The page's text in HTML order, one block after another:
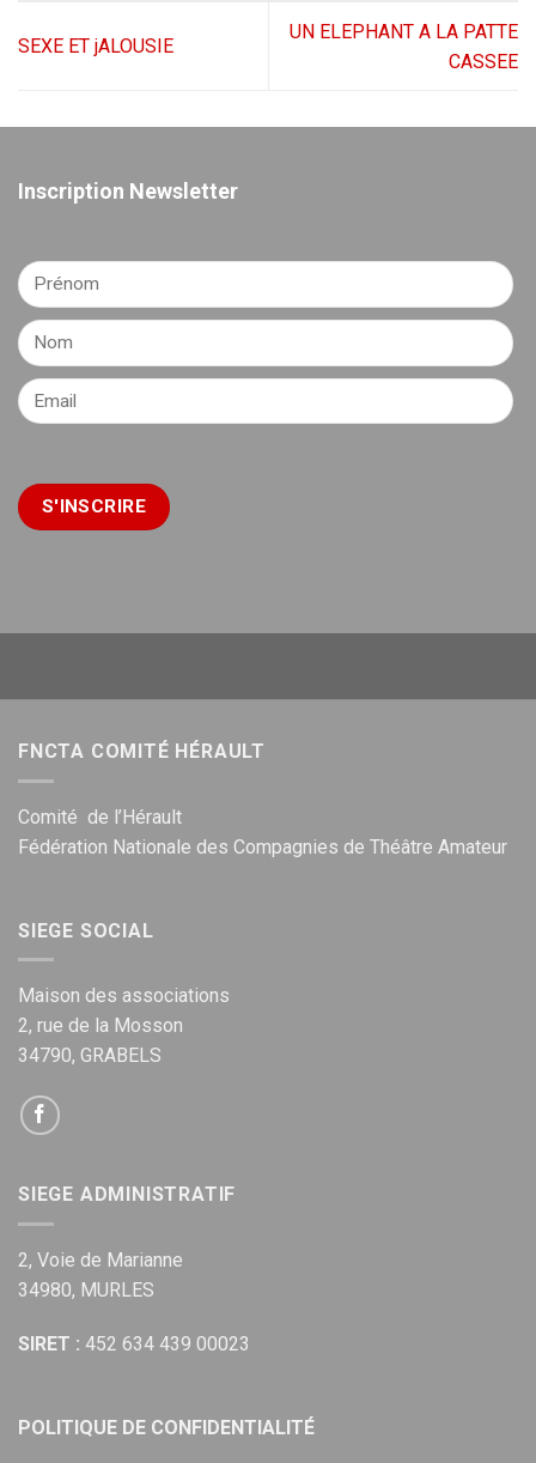
SEXE ET jALOUSIE
UN ELEPHANT A LA PATTE
CASSEE
Inscription Newsletter
FNCTA COMITÉ HÉRAULT
Comité de l’Hérault
Fédération Nationale des Compagnies de Théâtre Amateur
SIEGE SOCIAL
Maison des associations
2, rue de la Mosson
34790, GRABELS
SIEGE ADMINISTRATIF
2, Voie de Marianne
34980, MURLES
SIRET : 452 634 439 00023
POLITIQUE DE CONFIDENTIALITÉ